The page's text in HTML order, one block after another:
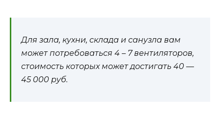
Для зала, кухни, склада и санузла вам
может потребоваться 4 – 7 вентиляторов,
стоимость которых может достигать 40 —
45 000 руб.